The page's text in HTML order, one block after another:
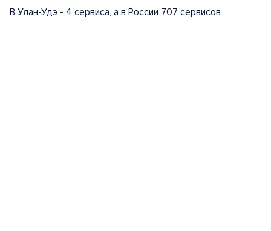
В Улан-Удэ - 4 сервиса, а в России 707 сервисов